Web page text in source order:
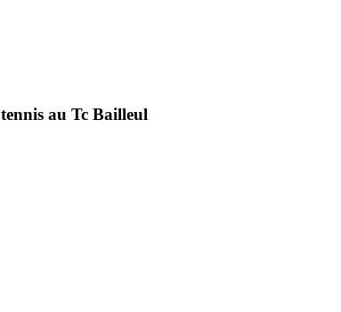
tennis au Tc Bailleul